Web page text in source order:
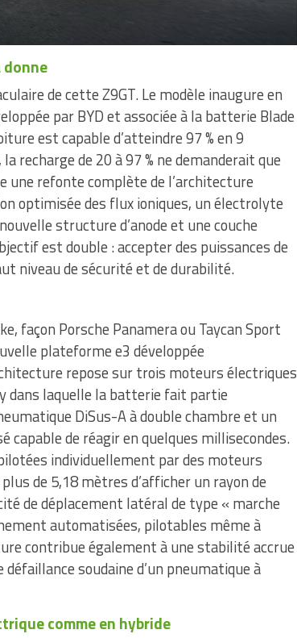
donne
de cette Z9GT. Le modèle inaugure en
par BYD et associée à la batterie Blade
est capable d’atteindre 97 % en 9
recharge de 20 à 97 % ne demanderait que
une refonte complète de l’architecture
optimisée des flux ioniques, un électrolyte
structure d’anode et une couche
est double : accepter des puissances de
niveau de sécurité et de durabilité.
façon Porsche Panamera ou Taycan Sport
plateforme e3 développée
repose sur trois moteurs électriques
dans laquelle la batterie fait partie
DiSus-A à double chambre et un
de réagir en quelques millisecondes.
individuellement par des moteurs
de 5,18 mètres d’afficher un rayon de
de déplacement latéral de type « marche
automatisées, pilotables même à
contribue également à une stabilité accrue
soudaine d’un pneumatique à
comme en hybride